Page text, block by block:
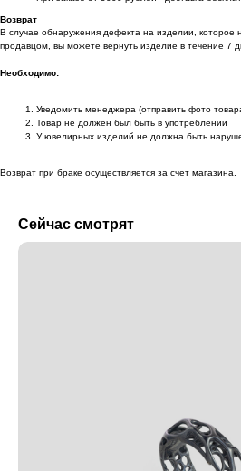
Возврат
В случае обнаружения дефекта на изделии, которое
продавцом, вы можете вернуть изделие в течение 7
Необходимо:
Уведомить менеджера (отправить фото
Товар не должен был быть в употреблении
У ювелирных изделий не должна быть
Возврат при браке осуществляется за счет магазина.
Сейчас смотрят